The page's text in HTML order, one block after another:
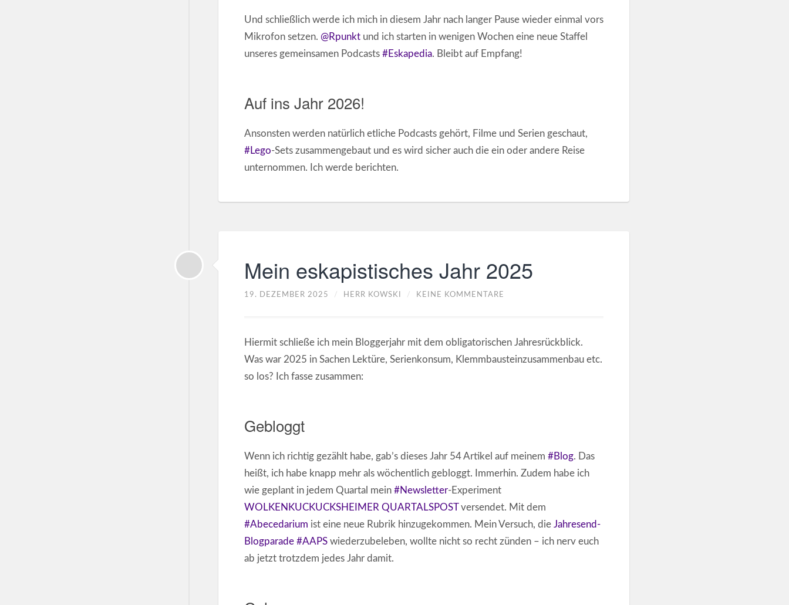
Und schließlich werde ich mich in diesem Jahr nach langer Pause wieder einmal vors
Mikrofon setzen. @Rpunkt und ich starten in wenigen Wochen eine neue Staffel
unseres gemeinsamen Podcasts #Eskapedia. Bleibt auf Empfang!
Auf ins Jahr 2026!
Ansonsten werden natürlich etliche Podcasts gehört, Filme und Serien geschaut,
#Lego-Sets zusammengebaut und es wird sicher auch die ein oder andere Reise
unternommen. Ich werde berichten.
Mein eskapistisches Jahr 2025
19. DEZEMBER 2025 / HERR KOWSKI / KEINE KOMMENTARE
Hiermit schließe ich mein Bloggerjahr mit dem obligatorischen Jahresrückblick.
Was war 2025 in Sachen Lektüre, Serienkonsum, Klemmbausteinzusammenbau etc.
so los? Ich fasse zusammen:
Gebloggt
Wenn ich richtig gezählt habe, gab’s dieses Jahr 54 Artikel auf meinem #Blog. Das
heißt, ich habe knapp mehr als wöchentlich gebloggt. Immerhin. Zudem habe ich
wie geplant in jedem Quartal mein #Newsletter-Experiment
WOLKENKUCKUCKSHEIMER QUARTALSPOSTversendet. Mit dem
#Abecedarium ist eine neue Rubrik hinzugekommen. Mein Versuch, die Jahresend-
Blogparade #AAPS wiederzubeleben, wollte nicht so recht zünden – ich nerv euch
ab jetzt trotzdem jedes Jahr damit.